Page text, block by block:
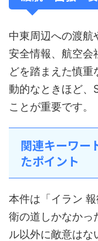
中東周辺への渡航
安全情報、航空会
どを踏まえた慎
動的なときほど、
ことが重要です。
関連キーワー
たポイント
本件は「イラン
衛の道しかなかっ
ル以外に敵意は